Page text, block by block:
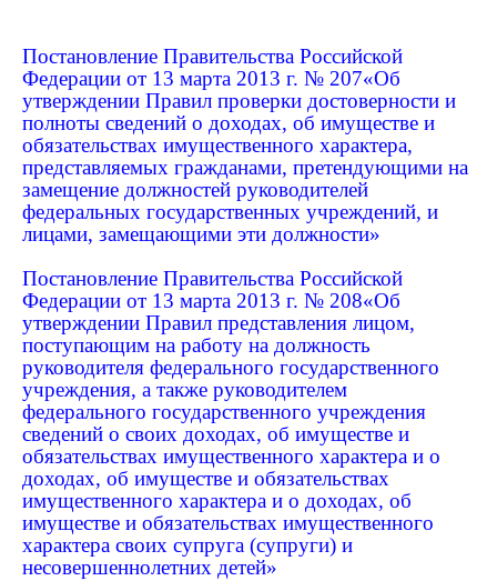
Постановление Правительства Российской
Федерации от 13 марта 2013 г. № 207«Об
утверждении Правил проверки достоверности и
полноты сведений о доходах, об имуществе и
обязательствах имущественного характера,
представляемых гражданами, претендующими на
замещение должностей руководителей
федеральных государственных учреждений, и
лицами, замещающими эти должности»
Постановление Правительства Российской
Федерации от 13 марта 2013 г. № 208«Об
утверждении Правил представления лицом,
поступающим на работу на должность
руководителя федерального государственного
учреждения, а также руководителем
федерального государственного учреждения
сведений о своих доходах, об имуществе и
обязательствах имущественного характера и о
доходах, об имуществе и обязательствах
имущественного характера и о доходах, об
имуществе и обязательствах имущественного
характера своих супруга (супруги) и
несовершеннолетних детей»